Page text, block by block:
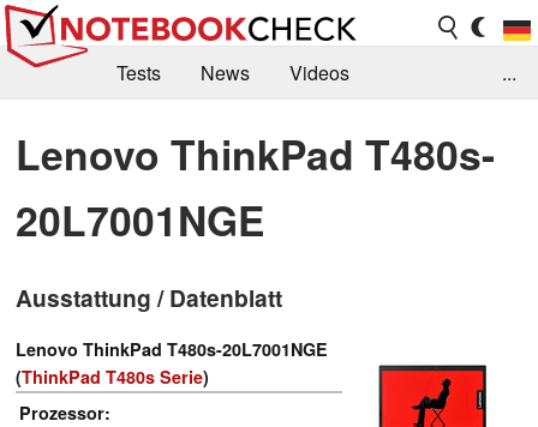
Tests News
Videos
Kaufberatung
Deals Suche
Jobs
Forum
...
Lenovo ThinkPad T480s-
20L7001NGE
Ausstattung / Datenblatt
Lenovo ThinkPad T480s-20L7001NGE
(ThinkPad T480s Serie)
Prozessor